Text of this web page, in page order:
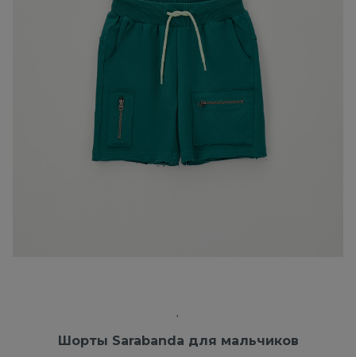
Шорты Sarabanda для мальчиков